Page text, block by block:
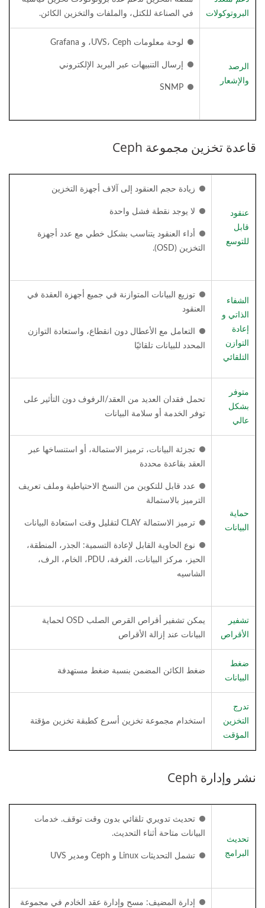
البروتوكولات
في الصناعة للكتل، والملفات والتخزين الكائن.
الرصد
والإشعار
لوحة معلومات UVS، Ceph، و Grafana
إرسال التنبيهات عبر البريد الإلكتروني
SNMP
قاعدة تخزين مجموعة Ceph
عنقود
قابل
للتوسع
زيادة حجم العنقود إلى آلاف أجهزة التخزين
لا يوجد نقطة فشل واحدة
أداء العنقود يتناسب بشكل خطي مع عدد أجهزة
التخزين (OSD).
الشفاء
الذاتي و
إعادة
التوازن
التلقائي
توزيع البيانات المتوازنة في جميع أجهزة العقدة في
العنقود
التعامل مع الأعطال دون انقطاع، واستعادة التوازن
المحدد للبيانات تلقائيًا
متوفر
بشكل
عالي
تحمل فقدان العديد من العقد/الرفوف دون التأثير على
توفر الخدمة أو سلامة البيانات
حماية
البيانات
تجزئة البيانات، ترميز الاستمالة، أو استنساخها عبر
العقد بقاعدة محددة
عدد قابل للتكوين من النسخ الاحتياطية وملف تعريف
الترميز بالاستمالة
ترميز الاستمالة CLAY لتقليل وقت استعادة البيانات
نوع الحاوية القابل لإعادة التسمية: الجذر، المنطقة،
الحيز، مركز البيانات، الغرفة، PDU، الخام، الرف،
الشاسيه
تشفير
الأقراص
يمكن تشفير أقراص القرص الصلب OSD لحماية
البيانات عند إزالة الأقراص
ضغط
البيانات
ضغط الكائن المضمن بنسبة ضغط مستهدفة
تدرج
التخزين
المؤقت
استخدام مجموعة تخزين أسرع كطبقة تخزين مؤقتة
نشر وإدارة Ceph
تحديث
البرامج
تحديث تدويري تلقائي بدون وقت توقف. خدمات
البيانات متاحة أثناء التحديث.
تشمل التحديثات Linux و Ceph ومدير UVS
إدارة المضيف: مسح وإدارة عقد الخادم في مجموعة